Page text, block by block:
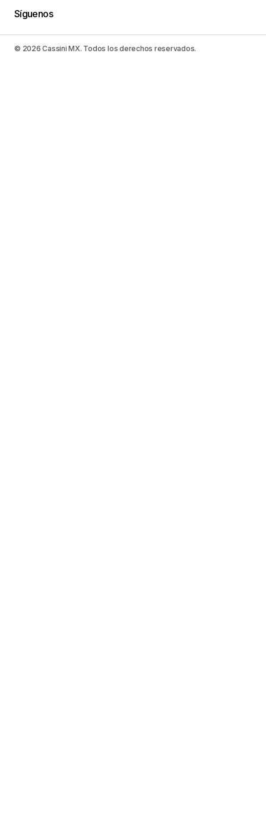
Síguenos
© 2026 Cassini MX. Todos los derechos reservados.